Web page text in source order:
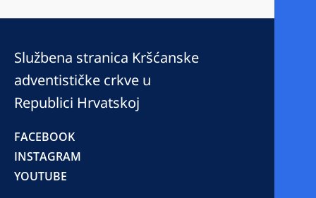
Službena stranica Kršćanske
adventističke crkve u
Republici Hrvatskoj
FACEBOOK
INSTAGRAM
YOUTUBE